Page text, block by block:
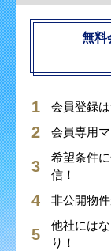
無料
会員登録は
会員専用
希望条件
信！
非公開物
他社には
り！